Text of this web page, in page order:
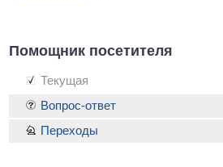
Помощник посетителя
Текущая
Вопрос-ответ
Переходы